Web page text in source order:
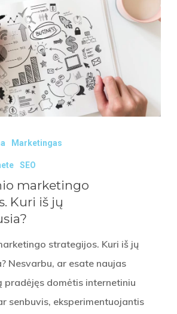
Marketingas
SEO
marketingo
Kuri iš jų
strategijos. Kuri iš jų
Nesvarbu, ar esate naujas
pradėjęs domėtis internetiniu
senbuvis, eksperimentuojantis